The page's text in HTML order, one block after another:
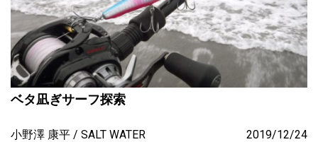
ベタ凪ぎサーフ探索
小野澤 康平 SALT WATER 2019/12/24